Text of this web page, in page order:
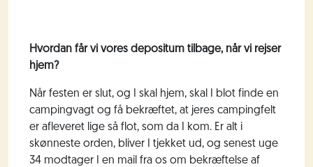
Hvordan får vi vores depositum tilbage, når vi rejser
hjem?
Når festen er slut, og I skal hjem, skal I blot finde en
campingvagt og få bekræftet, at jeres campingfelt
er afleveret lige så flot, som da I kom. Er alt i
skønneste orden, bliver I tjekket ud, og senest uge
34 modtager I en mail fra os om bekræftelse af